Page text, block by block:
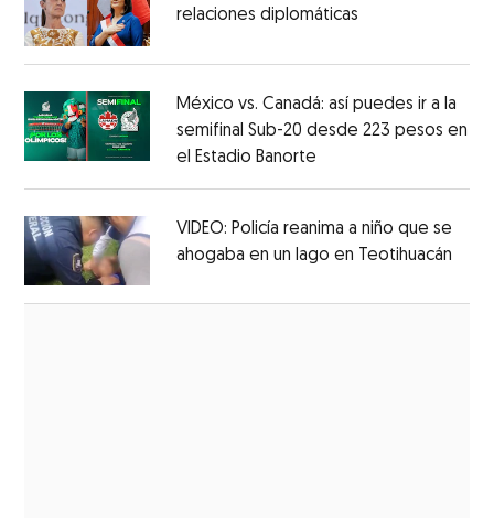
relaciones diplomáticas
México vs. Canadá: así puedes ir a la
semifinal Sub-20 desde 223 pesos en
el Estadio Banorte
VIDEO: Policía reanima a niño que se
ahogaba en un lago en Teotihuacán